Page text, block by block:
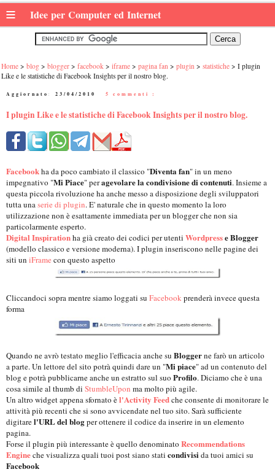
≡ Idee per Computer ed Internet
Home blog blogger facebook iframe pagina fan plugin statistiche
I plugin
Like e le statistiche di Facebook Insights per il nostro blog.
Aggiornato: 23/04/2010 5 commenti :
I plugin Like e le statistiche di Facebook Insights per il nostro blog.
Facebookha da poco cambiato il classico "Diventa fan" in un meno
impegnativo "Mi Piace" peragevolare la condivisione di contenuti. Insieme a
questa piccola rivoluzione ha anche messo a disposizione degli sviluppatori
tutta unaserie di plugin. E' naturale che in questo momento la loro
utilizzazione non è esattamente immediata per un blogger che non sia
particolarmente esperto.
Digital Inspirationha già creato dei codici per utenti Wordpresse Blogger
(modello classico e versione moderna). I plugin inseriscono nelle pagine dei
siti un iFrame con questo aspetto
Cliccandoci sopra mentre siamo loggati su Facebookprenderà invece questa
forma
Quando ne avrò testato meglio l'efficacia anche su Bloggerne farò un articolo
a parte. Un lettore del sito potrà quindi dare un "Mi piace" ad un contenuto del
blog e potrà pubblicarne anche un estratto sul suo Profilo. Diciamo che è una
cosa simile al thumb di StumbleUpon ma molto più agile.
Un altro widget appena sfornato èl'Activity Feedche consente di monitorare le
attività più recenti che si sono avvicendate nel tuo sito. Sarà sufficiente
digitarel'URL del blogper ottenere il codice da inserire in un elemento
pagina.
Forse il plugin più interessante è quello denominato Recommendations
Engineche visualizza quali tuoi post siano stati condivisida tuoi amici su
Facebook